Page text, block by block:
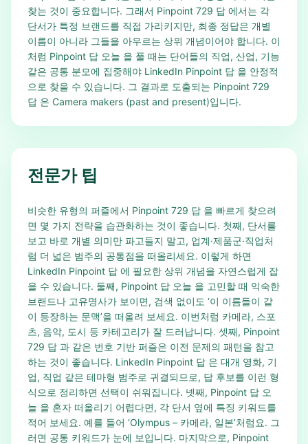
찾는 것이 중요합니다. 그래서 Pinpoint 729 답 에서는 각
단서가 특정 브랜드를 직접 가리키지만, 최종 정답은 개별
이름이 아니라 그들을 아우르는 상위 개념이어야 합니다. 이
처럼 Pinpoint 답 오늘 을 풀 때는 단어들의 직업, 산업, 기능
같은 공통 분모에 집중해야 LinkedIn Pinpoint 답 을 안정적
으로 찾을 수 있습니다. 그 결과로 도출되는 Pinpoint 729
답 은 Camera makers (past and present)입니다.
전문가 팁
비슷한 유형의 퍼즐에서 Pinpoint 729 답 을 빠르게 찾으려
면 몇 가지 전략을 습관화하는 것이 좋습니다. 첫째, 단서를
보고 바로 개별 의미만 파고들지 말고, 업계·제품군·직업처
럼 더 넓은 범주의 공통점을 떠올리세요. 이렇게 하면
LinkedIn Pinpoint 답 에 필요한 상위 개념을 자연스럽게 잡
을 수 있습니다. 둘째, Pinpoint 답 오늘 을 고민할 때 익숙한
브랜드나 고유명사가 보이면, 검색 없이도 ‘이 이름들이 같
이 등장하는 문맥’을 떠올려 보세요. 이번처럼 카메라, 스포
츠, 음악, 도시 등 카테고리가 잘 드러납니다. 셋째, Pinpoint
729 답 과 같은 번호 기반 퍼즐은 이전 문제의 패턴을 참고
하는 것이 좋습니다. LinkedIn Pinpoint 답 은 대개 영화, 기
업, 직업 같은 테마형 범주로 귀결되므로, 답 후보를 이런 형
식으로 정리하면 선택이 쉬워집니다. 넷째, Pinpoint 답 오
늘 을 혼자 떠올리기 어렵다면, 각 단서 옆에 특징 키워드를
적어 보세요. 예를 들어 ‘Olympus – 카메라, 일본’처럼요. 그
러면 공통 키워드가 눈에 보입니다. 마지막으로, Pinpoint